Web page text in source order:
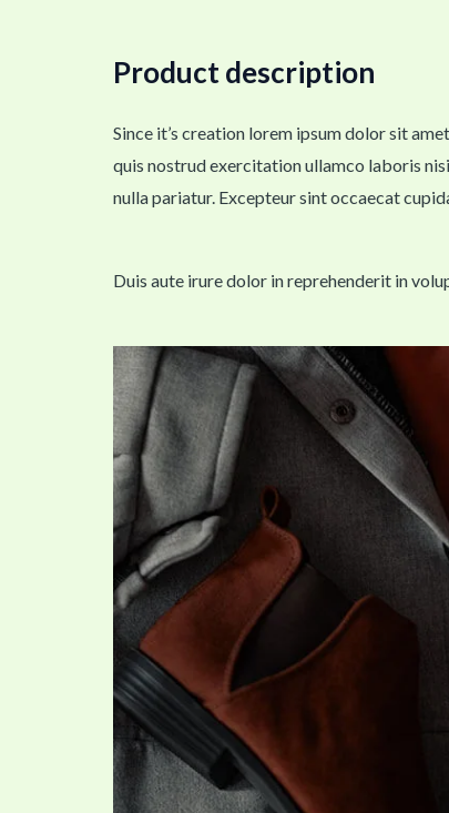
Product description
Since it’s creation lorem ipsum dolor sit
quis nostrud exercitation ullamco laboris
nulla pariatur. Excepteur sint occaecat
Duis aute irure dolor in reprehenderit in